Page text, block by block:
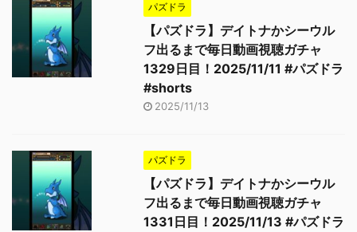
パズドラ
【パズドラ】デイトナかシーウル
フ出るまで毎日動画視聴ガチャ
1329日目！2025/11/11 #パズドラ
#shorts
2025/11/13
パズドラ
【パズドラ】デイトナかシーウル
フ出るまで毎日動画視聴ガチャ
1331日目！2025/11/13 #パズドラ